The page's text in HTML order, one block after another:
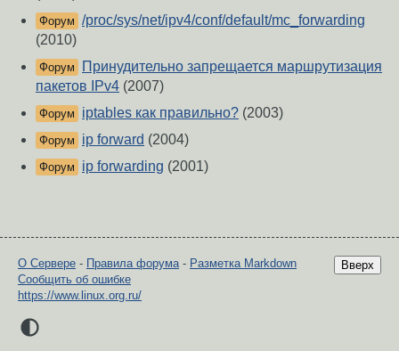
Форум /proc/sys/net/ipv4/conf/default/mc_forwarding
(2010)
Форум
Принудительно запрещается маршрутизация
пакетов IPv4 (2007)
Форум iptables как правильно? (2003)
Форум ip forward (2004)
Форум ip forwarding (2001)
Вверх
О Сервере - Правила форума- Разметка Markdown
Сообщить об ошибке
https://www.linux.org.ru/